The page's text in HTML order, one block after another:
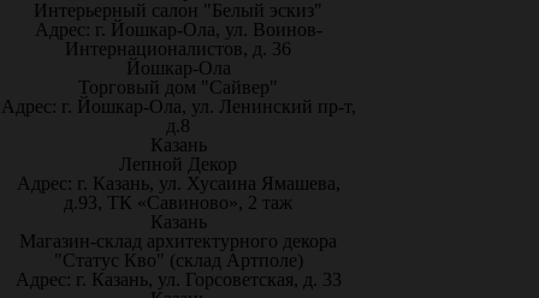
Интерьерный салон "Белый эскиз"
Адрес: г. Йошкар-Ола, ул. Воинов-
Интернационалистов, д. 36
Йошкар-Ола
Торговый дом "Сайвер"
Адрес: г. Йошкар-Ола, ул. Ленинский пр-т,
д.8
Казань
Лепной Декор
Адрес: г. Казань, ул. Хусаина Ямашева,
д.93, ТК «Савиново», 2 таж
Казань
Магазин-склад архитектурного декора
"Статус Кво" (склад Артполе)
Адрес: г. Казань, ул. Горсоветская, д. 33